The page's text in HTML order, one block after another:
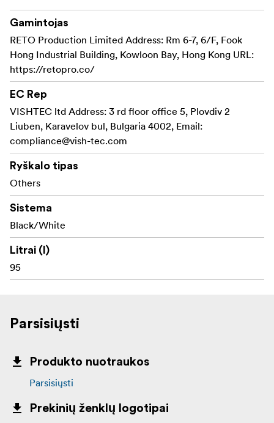
kino juostai, kad susidarytų 95 l
Gamintojas
RETO Production Limited Address: Rm 6-7, 6/F, Fook
Hong Industrial Building, Kowloon Bay, Hong Kong URL:
https://retopro.co/
EC Rep
VISHTEC ltd Address: 3 rd floor office 5, Plovdiv 2
Liuben, Karavelov bul, Bulgaria 4002, Email:
compliance@vish-tec.com
Ryškalo tipas
Others
Sistema
Black/White
Litrai (l)
95
Parsisiųsti
Produkto nuotraukos
Parsisiųsti
Prekinių ženklų logotipai